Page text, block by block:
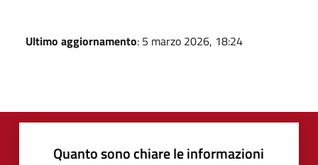
Ultimo aggiornamento: 5 marzo 2026, 18:24
Quanto sono chiare le informazioni